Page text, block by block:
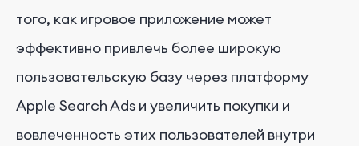
того, как игровое приложение может
эффективно привлечь более широкую
пользовательскую базу через платформу
Apple Search Ads и увеличить покупки и
вовлеченность этих пользователей внутри